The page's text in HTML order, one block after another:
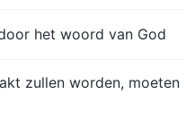
het woord van God
zullen worden, moeten